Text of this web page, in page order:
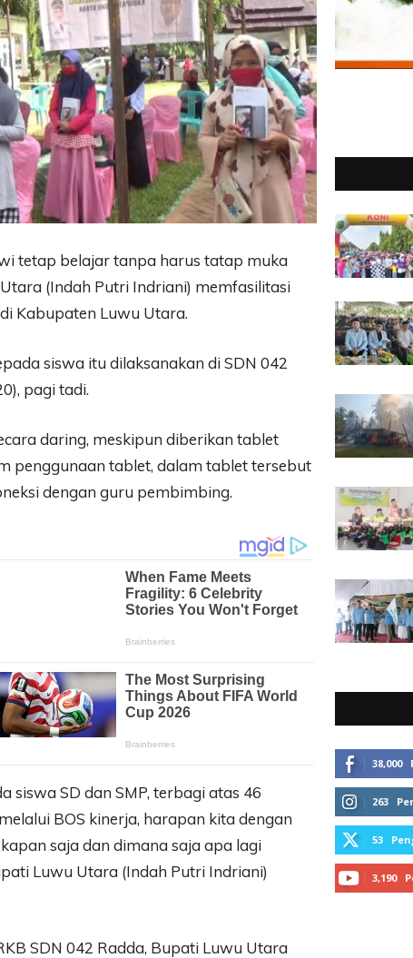
tetap belajar tanpa harus tatap muka
(Indah Putri Indriani) memfasilitasi
Kabupaten Luwu Utara.
siswa itu dilaksanakan di SDN 042
pagi tadi.
daring, meskipun diberikan tablet
penggunaan tablet, dalam tablet tersebut
dengan guru pembimbing.
siswa SD dan SMP, terbagi atas 46
BOS kinerja, harapan kita dengan
saja dan dimana saja apa lagi
Luwu Utara (Indah Putri Indriani)
SDN 042 Radda, Bupati Luwu Utara
38,000
263
53
3,190